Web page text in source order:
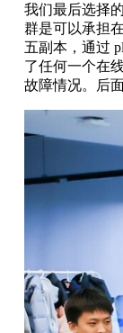
我们最后选择
群是可以承担
五副本，通过
了任何一个在
故障情况。后